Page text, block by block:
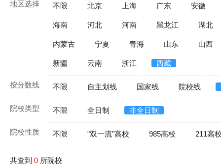
地区选择 不限 北京 上海 广东 安徽
海南 河北 河南 黑龙江 湖北
内蒙古 宁夏 青海 山东 山西
新疆 云南 浙江 西藏
按分数线 不限 自主划线 国家线 院校线
院校类型 不限 全日制 非全日制
院校性质 不限 "双一流"高校 985高校 211高
共查到 0 所院校